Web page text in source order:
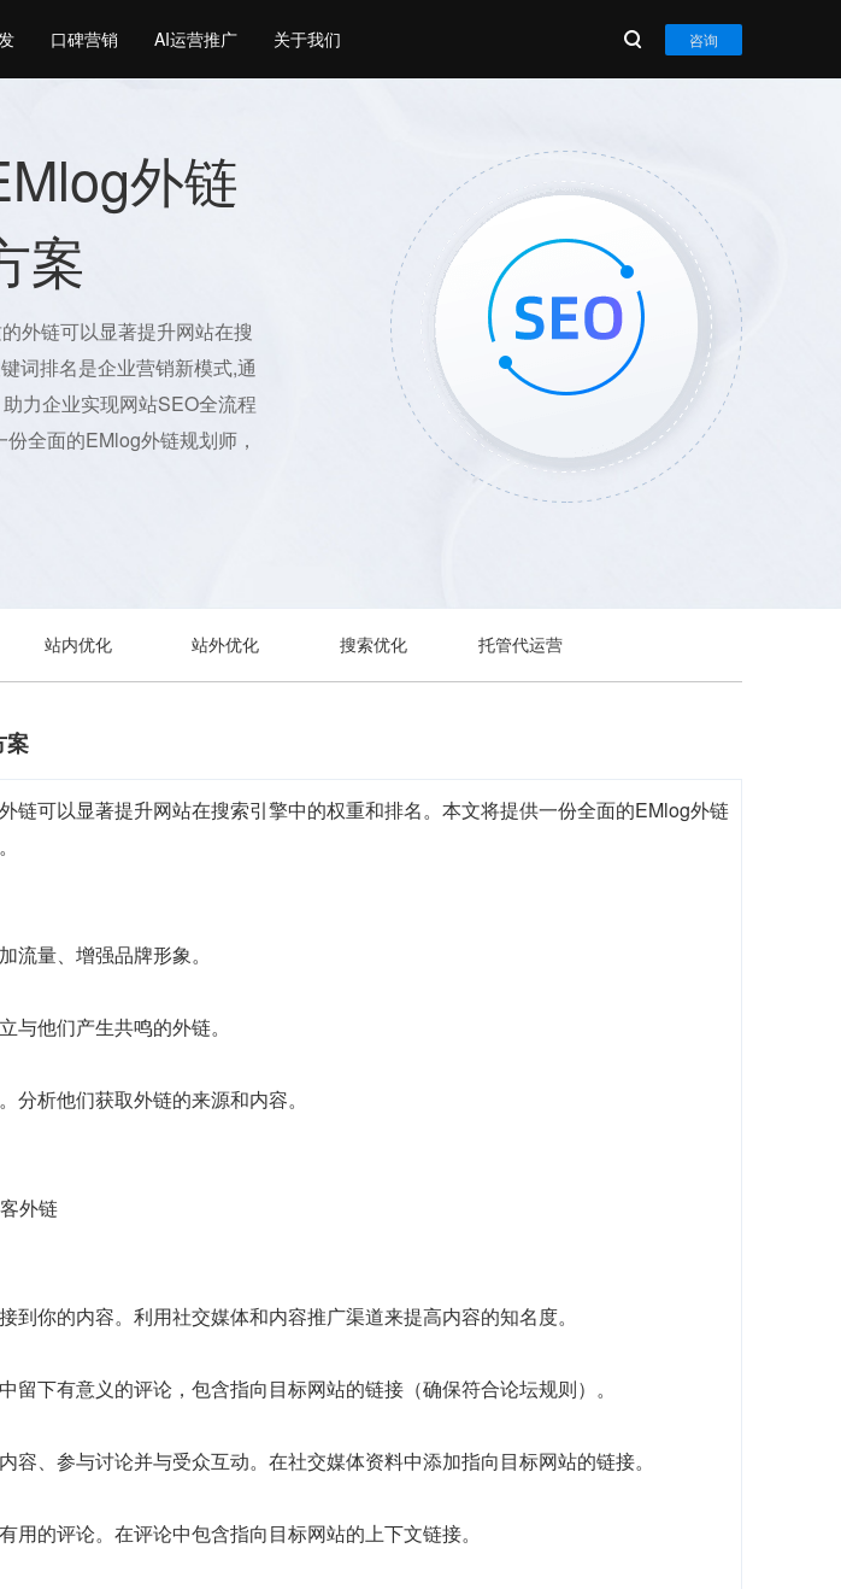
口碑营销 AI运营推广 关于我们 咨询
外链
案
外链可以显著提升网站在搜
词排名是企业营销新模式,通
力企业实现网站SEO全流程
全面的EMlog外链规划师，
站内优化 站外优化 搜索优化 托管代运营
案
链可以显著提升网站在搜索引擎中的权重和排名。本文将提供一份全面的EMlog外链
流量、增强品牌形象。
他们产生共鸣的外链。
析他们获取外链的来源和内容。
外链
你的内容。利用社交媒体和内容推广渠道来提高内容的知名度。
下有意义的评论，包含指向目标网站的链接（确保符合论坛规则）。
、参与讨论并与受众互动。在社交媒体资料中添加指向目标网站的链接。
的评论。在评论中包含指向目标网站的上下文链接。